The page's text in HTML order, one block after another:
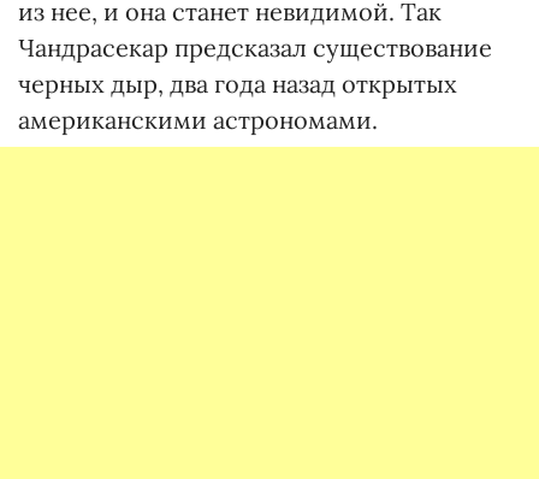
из нее, и она станет невидимой. Так
Чандрасекар предсказал существование
черных дыр, два года назад открытых
американскими астрономами.